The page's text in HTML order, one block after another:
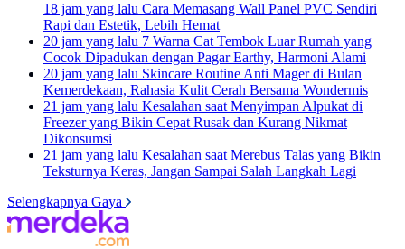
18 jam yang lalu Cara Memasang Wall Panel PVC Sendiri
Rapi dan Estetik, Lebih Hemat
20 jam yang lalu 7 Warna Cat Tembok Luar Rumah yang
Cocok Dipadukan dengan Pagar Earthy, Harmoni Alami
20 jam yang lalu Skincare Routine Anti Mager di Bulan
Kemerdekaan, Rahasia Kulit Cerah Bersama Wondermis
21 jam yang lalu Kesalahan saat Menyimpan Alpukat di
Freezer yang Bikin Cepat Rusak dan Kurang Nikmat
Dikonsumsi
21 jam yang lalu Kesalahan saat Merebus Talas yang Bikin
Teksturnya Keras, Jangan Sampai Salah Langkah Lagi
Selengkapnya Gaya